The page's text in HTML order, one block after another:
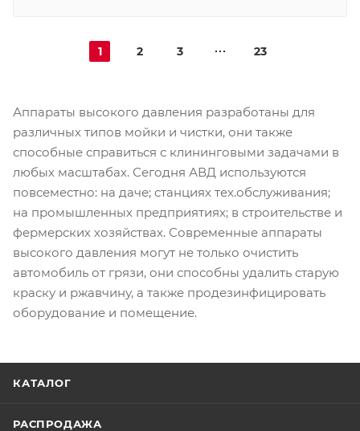
1 2 3 23
Аппараты высокого давления разработаны для
различных типов мойки и чистки, они также
способные справиться с клининговыми задачами в
любых масштабах. Сегодня АВД используются
повсеместно: на даче; станциях тех.обслуживания;
на промышленных предприятиях; в строительстве и
фермерских хозяйствах. Современные аппараты
высокого давления могут не только очистить
автомобиль от грязи, они способны удалить старую
краску и ржавчину, а также продезинфицировать
оборудование и помещение.
КАТАЛОГ
РАСПРОДАЖА